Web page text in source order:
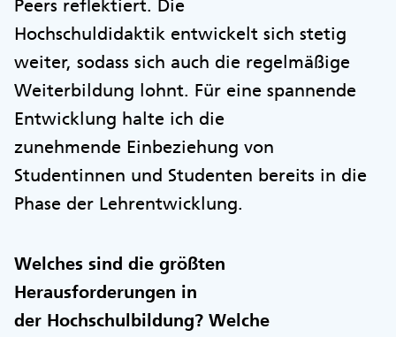
Peers reflektiert. Die
Hochschuldidaktik entwickelt sich stetig
weiter, sodass sich auch die regelmäßige
Weiterbildung lohnt. Für eine spannende
Entwicklung halte ich die
zunehmende Einbeziehung von
Studentinnen und Studenten bereits in die
Phase der Lehrentwicklung.
Welches sind die größten
Herausforderungen in
der Hochschulbildung? Welche